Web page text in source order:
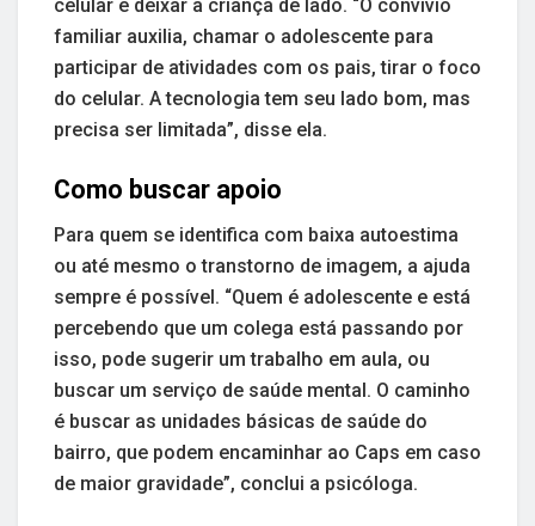
celular e deixar a criança de lado. “O convívio
familiar auxilia, chamar o adolescente para
participar de atividades com os pais, tirar o foco
do celular. A tecnologia tem seu lado bom, mas
precisa ser limitada”, disse ela.
Como buscar apoio
Para quem se identifica com baixa autoestima
ou até mesmo o transtorno de imagem, a ajuda
sempre é possível. “Quem é adolescente e está
percebendo que um colega está passando por
isso, pode sugerir um trabalho em aula, ou
buscar um serviço de saúde mental. O caminho
é buscar as unidades básicas de saúde do
bairro, que podem encaminhar ao Caps em caso
de maior gravidade”, conclui a psicóloga.